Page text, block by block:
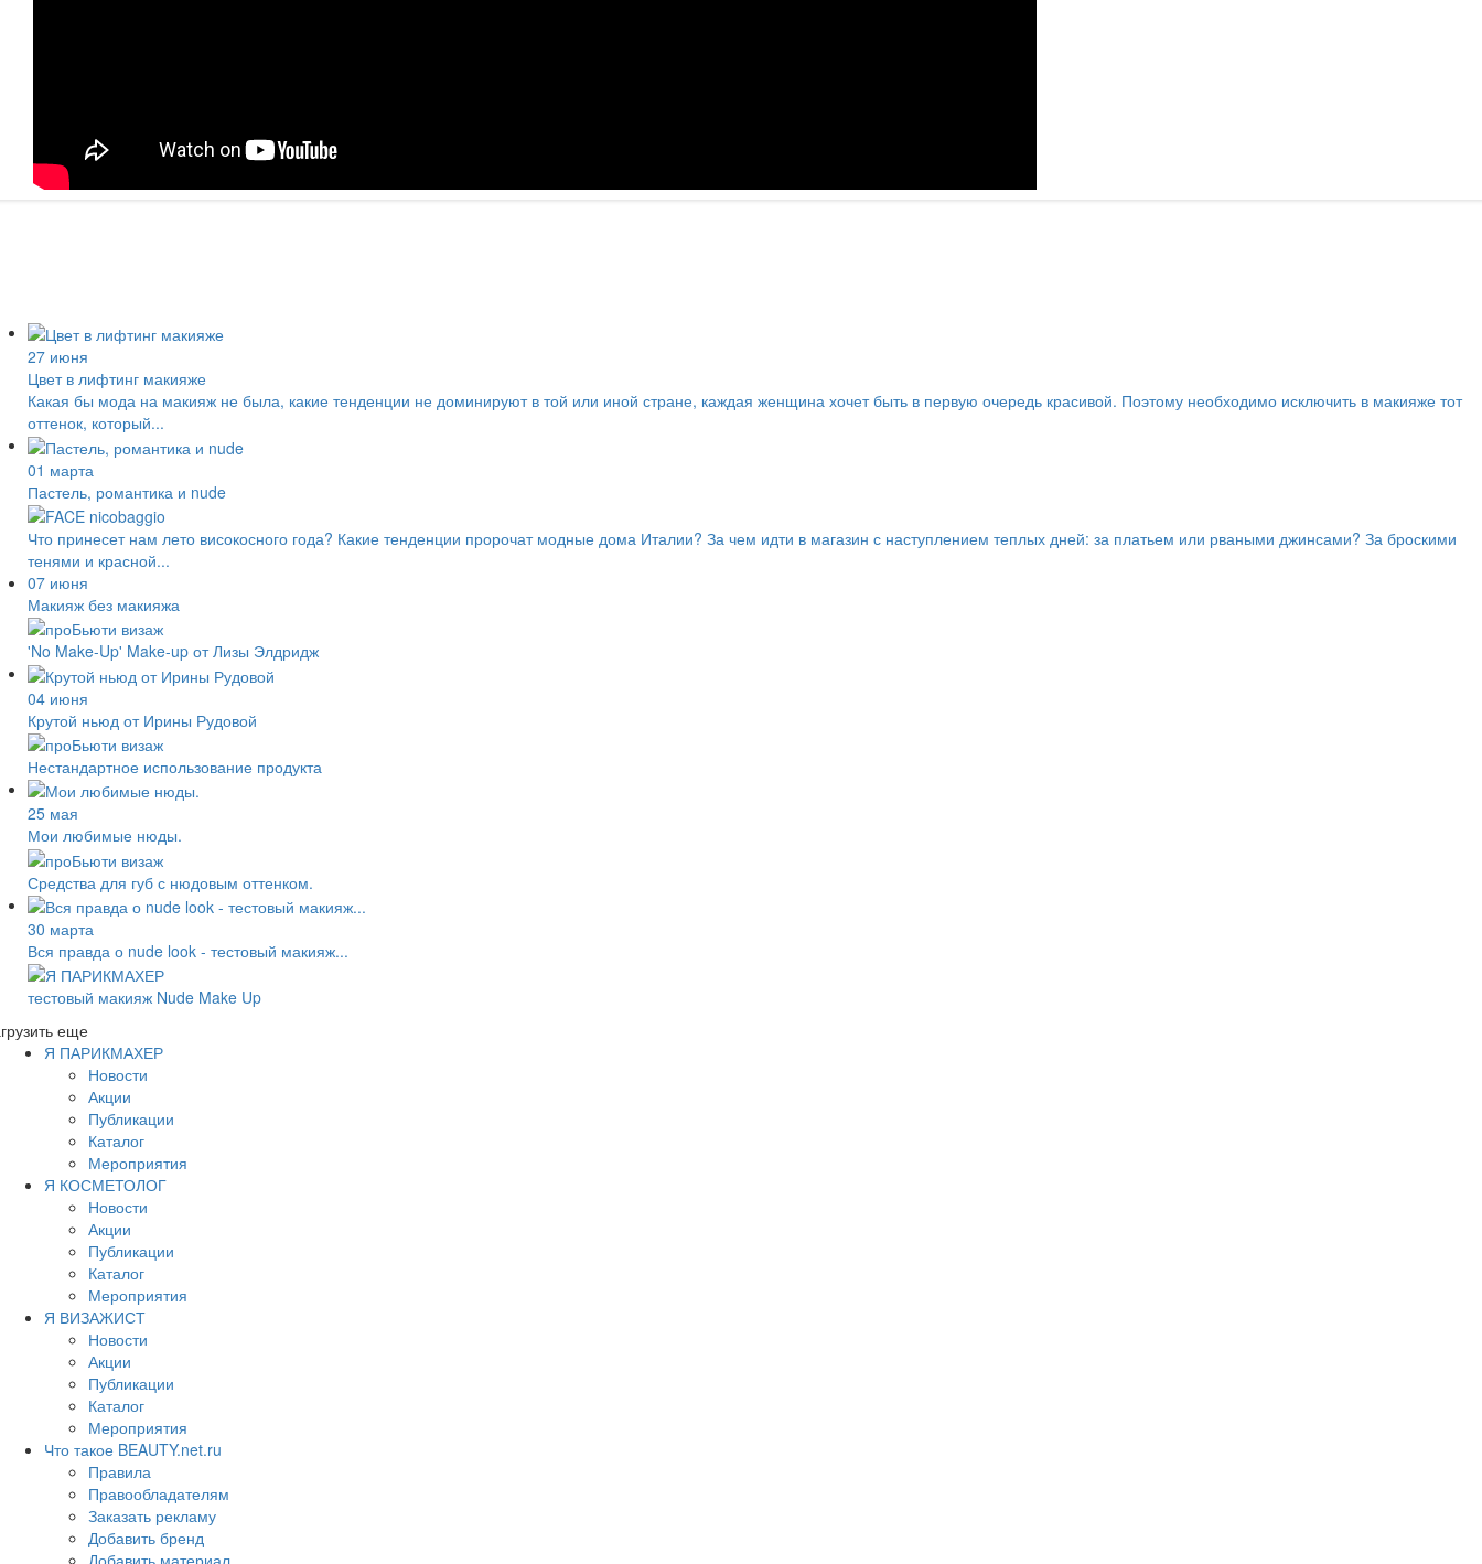
27 июня
Цвет в лифтинг макияже
Какая бы мода на макияж не была, какие тенденции не доминируют в той или иной стране, каждая женщина хочет быть в первую очередь красивой. Поэтому необходимо исключить в макияже тот
оттенок, который...
01 марта
Пастель, романтика и nude
Что принесет нам лето високосного года? Какие тенденции пророчат модные дома Италии? За чем идти в магазин с наступлением теплых дней: за платьем или рваными джинсами? За броскими
тенями и красной...
07 июня
Макияж без макияжа
'No Make-Up' Make-up от Лизы Элдридж
04 июня
Крутой ньюд от Ирины Рудовой
Нестандартное использование продукта
25 мая
Мои любимые нюды.
Средства для губ с нюдовым оттенком.
30 марта
Вся правда о nude look - тестовый макияж...
тестовый макияж Nude Make Up
еще
Я ПАРИКМАХЕР
Новости
Акции
Публикации
Каталог
Мероприятия
Я КОСМЕТОЛОГ
Новости
Акции
Публикации
Каталог
Мероприятия
Я ВИЗАЖИСТ
Новости
Акции
Публикации
Каталог
Мероприятия
Что такое BEAUTY.net.ru
Правила
Правообладателям
Заказать рекламу
Добавить бренд